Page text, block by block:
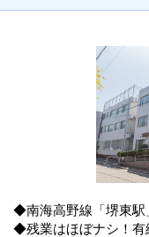
◆南海高野線「堺東駅
◆残業はほぼナシ！有